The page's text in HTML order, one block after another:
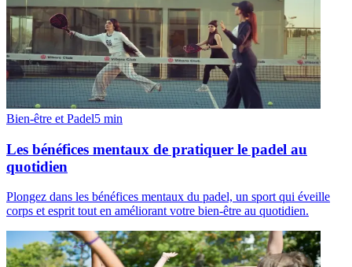
Bien-être et Padel5 min
Les bénéfices mentaux de pratiquer le padel au
quotidien
Plongez dans les bénéfices mentaux du padel, un sport qui éveille
corps et esprit tout en améliorant votre bien-être au quotidien.